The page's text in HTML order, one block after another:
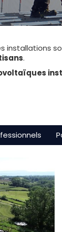
installations
.